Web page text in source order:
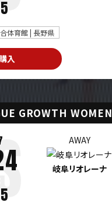
体育館 | 長野県
入
GROWTH WOMEN
AWAY
岐阜リオレーナ